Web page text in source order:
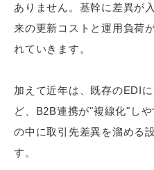
ありません。基幹に差異が
来の更新コストと運用負荷
れていきます。
加えて近年は、既存のEDI
ど、B2B連携が"複線化"し
の中に取引先差異を溜める
す。